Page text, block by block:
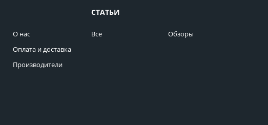
О нас
Оплата и доставка
Производители
СТАТЬИ
Все Обзоры